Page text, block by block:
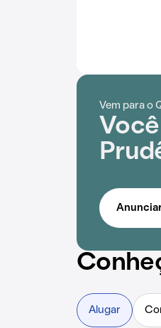
Vem para o
Alugar